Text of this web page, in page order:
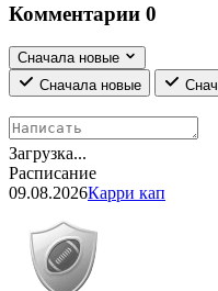
Комментарии 0
Сначала новые
Сначала новые
Загрузка...
Расписание
09.08.2026Карри кап